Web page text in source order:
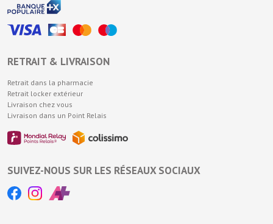
RETRAIT & LIVRAISON
Retrait dans la pharmacie
Retrait locker extérieur
Livraison chez vous
Livraison dans un Point Relais
SUIVEZ-NOUS SUR LES RÉSEAUX SOCIAUX